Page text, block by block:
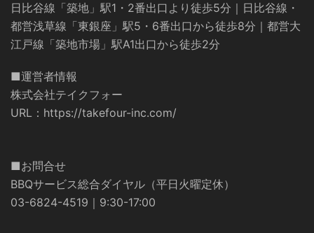
日比谷線「築地」駅1・2番出口より徒歩5分｜日比谷線・
都営浅草線「東銀座」駅5・6番出口から徒歩8分｜都営大
江戸線「築地市場」駅A1出口から徒歩2分
■運営者情報
株式会社テイクフォー
URL： https://takefour-inc.com/
■お問合せ
BBQサービス総合ダイヤル（平日火曜定休）
03-6824-4519｜9:30-17:00